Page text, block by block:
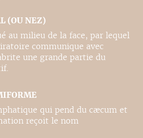
(OU NEZ)
au milieu de la face, par lequel
communique avec
une grande partie du
qui pend du cæcum et
reçoit le nom